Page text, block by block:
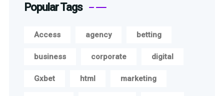
Popular Tags
Access agency betting
business corporate digital
Gxbet html marketing